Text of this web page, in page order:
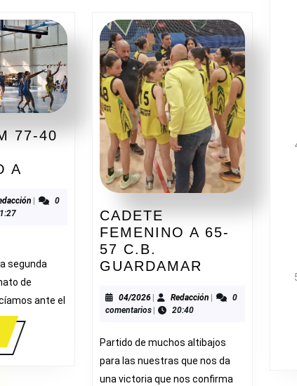
77-40
A LUCENTUM
40
FEMENINO
Redacción
|
0
segunda
de
ante el
CADETE
FEMENINO A 65-
57 C.B.
GUARDAMAR
A
C.B.
GUARDAMAR
04/202604/2026Redacción Redacción
0
comentarios
20:40
Partido de muchos altibajos
para las nuestras que nos da
una victoria que nos confirma